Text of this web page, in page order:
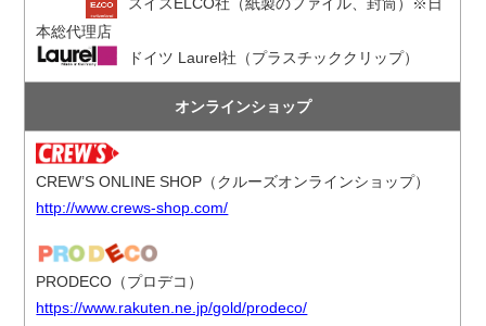
本総代理店
ドイツ Laurel社（プラスチッククリップ）
オンラインショップ
CREW’S ONLINE SHOP（クルーズオンラインショップ）
http://www.crews-shop.com/
PRODECO（プロデコ）
https://www.rakuten.ne.jp/gold/prodeco/